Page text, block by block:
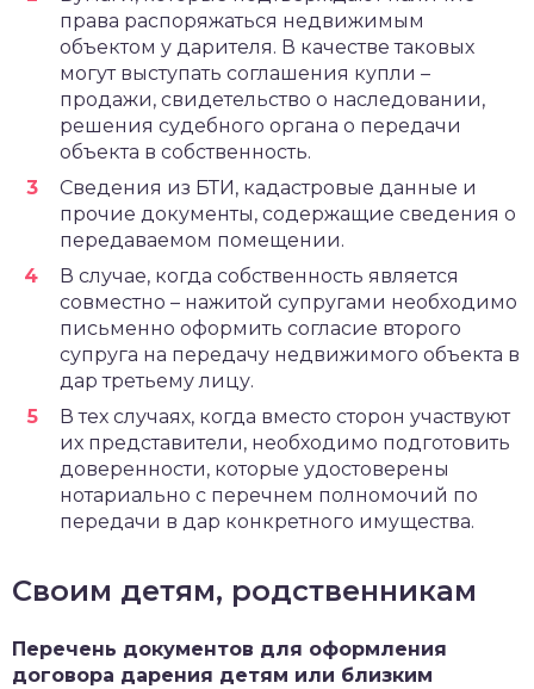
права распоряжаться недвижимым
объектом у дарителя. В качестве таковых
могут выступать соглашения купли –
продажи, свидетельство о наследовании,
решения судебного органа о передачи
объекта в собственность.
Сведения из БТИ, кадастровые данные и
прочие документы, содержащие сведения о
передаваемом помещении.
В случае, когда собственность является
совместно – нажитой супругами необходимо
письменно оформить согласие второго
супруга на передачу недвижимого объекта в
дар третьему лицу.
В тех случаях, когда вместо сторон участвуют
их представители, необходимо подготовить
доверенности, которые удостоверены
нотариально с перечнем полномочий по
передачи в дар конкретного имущества.
Своим детям, родственникам
Перечень документов для оформления
договора дарения детям или близким